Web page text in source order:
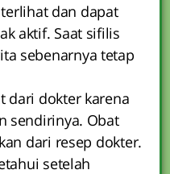
dan dapat
aktif. Saat sifilis
sebenarnya tetap
dari dokter karena
sendirinya. Obat
dari resep dokter.
setelah